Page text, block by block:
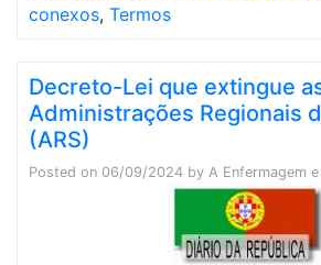
conexos, Termos
Decreto-Lei que extingue
Administrações Regionais
(ARS)
Posted on 06/09/2024 by A Enfermagem